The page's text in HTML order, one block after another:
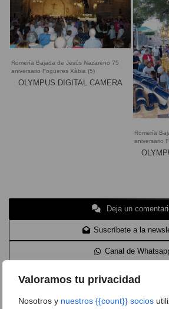
Valoramos tu privacidad
Nosotros y nuestros {{count}} socios
Romería Bajada de Jesús Nazareno 75
aniversario Fogueres Xàbia (5)
OLYMPUS DIGITAL CAMERA
Romería
aniversario
Deja un
Suscríbete a la
Canal de